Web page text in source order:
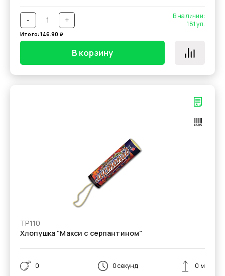
- +
В наличии:
181уп.
Итого:146.90 ₽
В корзину
ТР110
Хлопушка "Макси с серпантином"
0 0 секунд 0 м